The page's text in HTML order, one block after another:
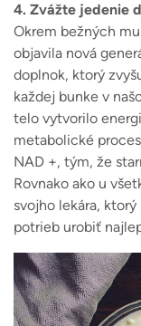
4. Zvážte jedenie
Okrem bežných
objavila nová
doplnok, ktorý
každej bunke v
telo vytvorilo
metabolické
NAD +, tým, že
Rovnako ako u
svojho lekára,
potrieb urobiť